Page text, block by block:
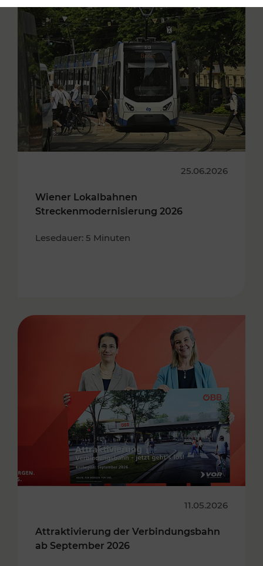
25.06.2026
Wiener Lokalbahnen
Streckenmodernisierung 2026
Lesedauer: 5 Minuten
11.05.2026
Attraktivierung der Verbindungsbahn
ab September 2026